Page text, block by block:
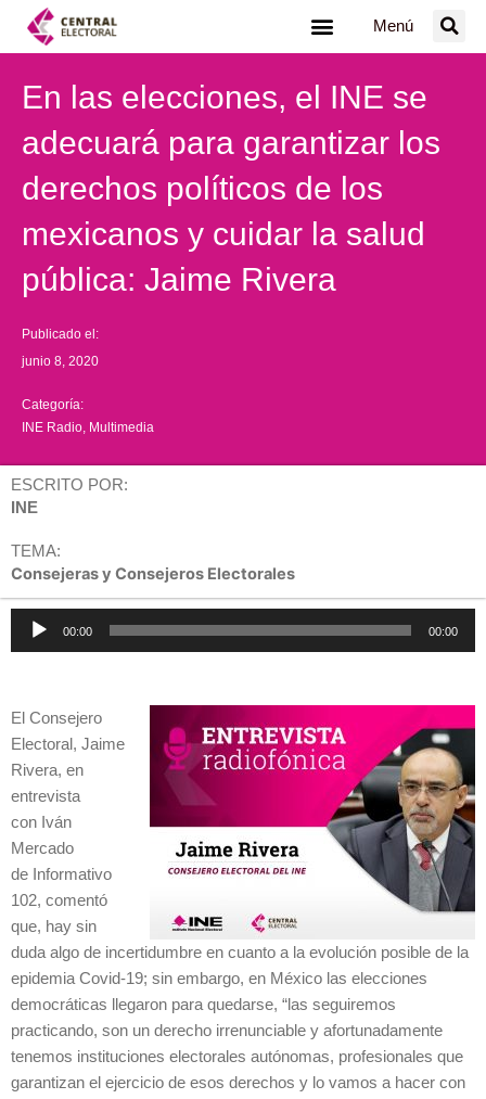
Menú
En las elecciones, el INE se
adecuará para garantizar los
derechos políticos de los
mexicanos y cuidar la salud
pública: Jaime Rivera
Publicado el:
junio 8, 2020
Categoría:
INE Radio Multimedia
ESCRITO POR:
INE
TEMA:
Consejeras y Consejeros Electorales
Reproductor
00:00 00:00
El Consejero
Electoral, Jaime
Rivera, en
entrevista
con Iván
Mercado
de Informativo
102, comentó
que, hay sin
duda algo de incertidumbre en cuanto a la evolución posible de la
epidemia Covid-19; sin embargo, en México las elecciones
democráticas llegaron para quedarse, “las seguiremos
practicando, son un derecho irrenunciable y afortunadamente
tenemos instituciones electorales autónomas, profesionales que
garantizan el ejercicio de esos derechos y lo vamos a hacer con